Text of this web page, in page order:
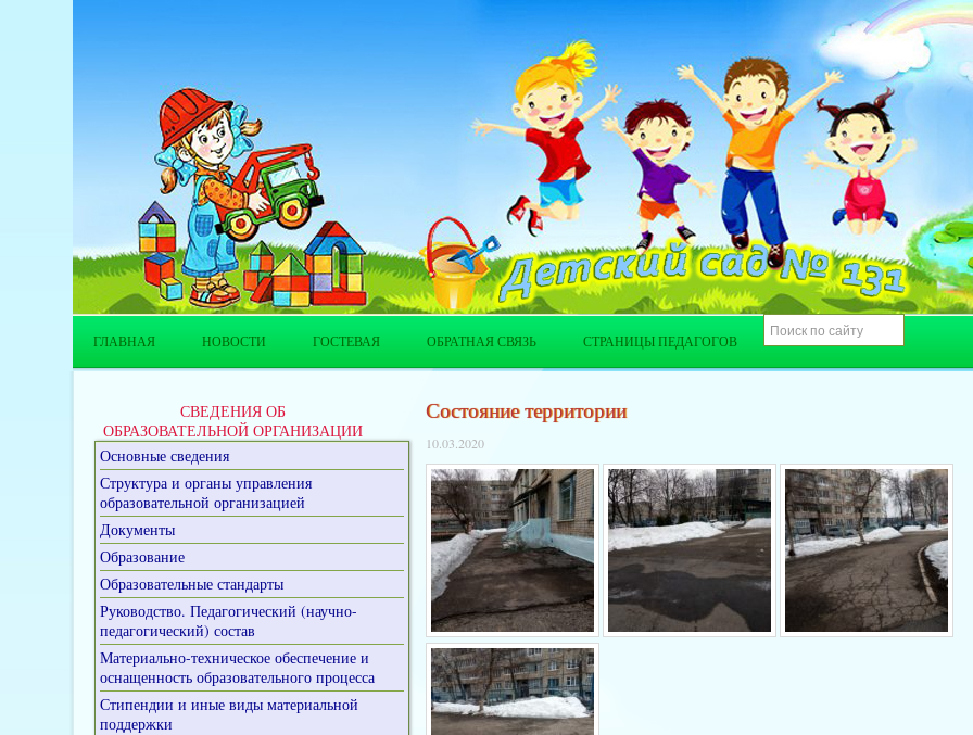
ГЛАВНАЯ НОВОСТИ ГОСТЕВАЯ ОБРАТНАЯ СВЯЗЬ СТРАНИЦЫ ПЕДАГОГОВ
СВЕДЕНИЯ ОБ
ОБРАЗОВАТЕЛЬНОЙ ОРГАНИЗАЦИИ
Основные сведения
Структура и органы управления
образовательной организацией
Документы
Образование
Образовательные стандарты
Руководство. Педагогический (научно-
педагогический) состав
Материально-техническое обеспечение и
оснащенность образовательного процесса
Стипендии и иные виды материальной
поддержки
Состояние территории
10.03.2020